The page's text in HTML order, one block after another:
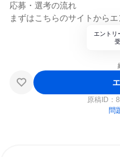
応募・選考の流れ
まずはこちらのサイトから
エントリ
原稿ID：
問